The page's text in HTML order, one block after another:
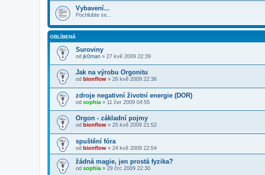
Vybavení...
Pochlubte se...
OBLÍBENÁ
Suroviny
od jk0man » 27 kvě 2009 22:39
Jak na výrobu Orgonitu
od bionflow » 26 kvě 2009 22:36
zdroje negativní životní energie (DOR)
od sophia » 11 čer 2009 04:55
Orgon - základní pojmy
od bionflow » 25 kvě 2009 21:52
spuštění fóra
od bionflow » 24 kvě 2009 22:54
žádná magie, jen prostá fyzika?
od sophia » 29 črc 2009 22:30